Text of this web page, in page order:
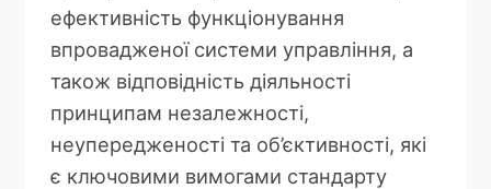
ефективність функціонування
впровадженої системи управління, а
також відповідність діяльності
принципам незалежності,
неупередженості та об’єктивності, які
є ключовими вимогами стандарту